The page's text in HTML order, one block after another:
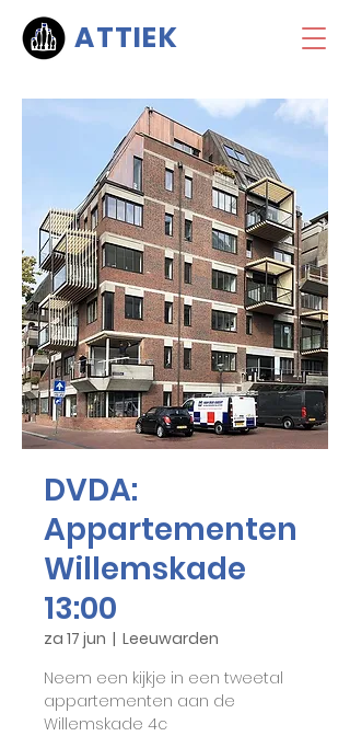
ATTIEK
DVDA:
Appartementen
Willemskade
13:00
za 17 jun
  |
Leeuwarden
Neem een kijkje in een tweetal
appartementen aan de
Willemskade 4c